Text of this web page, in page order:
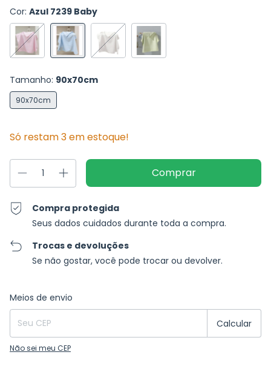
Cor: Azul 7239 Baby
Tamanho: 90x70cm
90x70cm
Só restam3em estoque!
Compra protegida
Seus dados cuidados durante toda a compra.
Trocas e devoluções
Se não gostar, você pode trocar ou devolver.
Entregas para o CEP:
Meios de envio
Calcular
Não sei meu CEP